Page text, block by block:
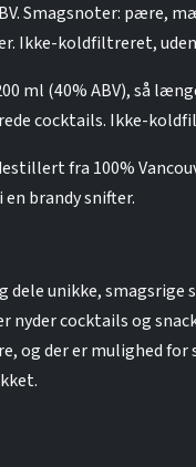
Smagsnoter:
Ikke-koldfiltreret,
ml (40% ABV), så
cocktails. Ikke-
fra 100%
brandy snifter.
unikke,
cocktails og
der er mulighed for